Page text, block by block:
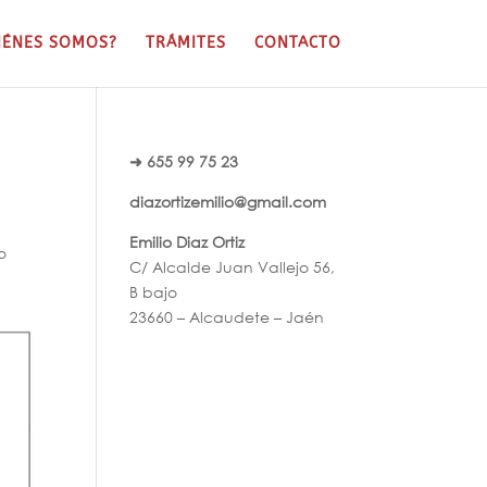
SOMOS? TRÁMITES CONTACTO
➜ 655 99 75 23
diazortizemilio@gmail.com
Emilio Diaz Ortiz
C/ Alcalde Juan Vallejo 56,
B bajo
23660 – Alcaudete – Jaén